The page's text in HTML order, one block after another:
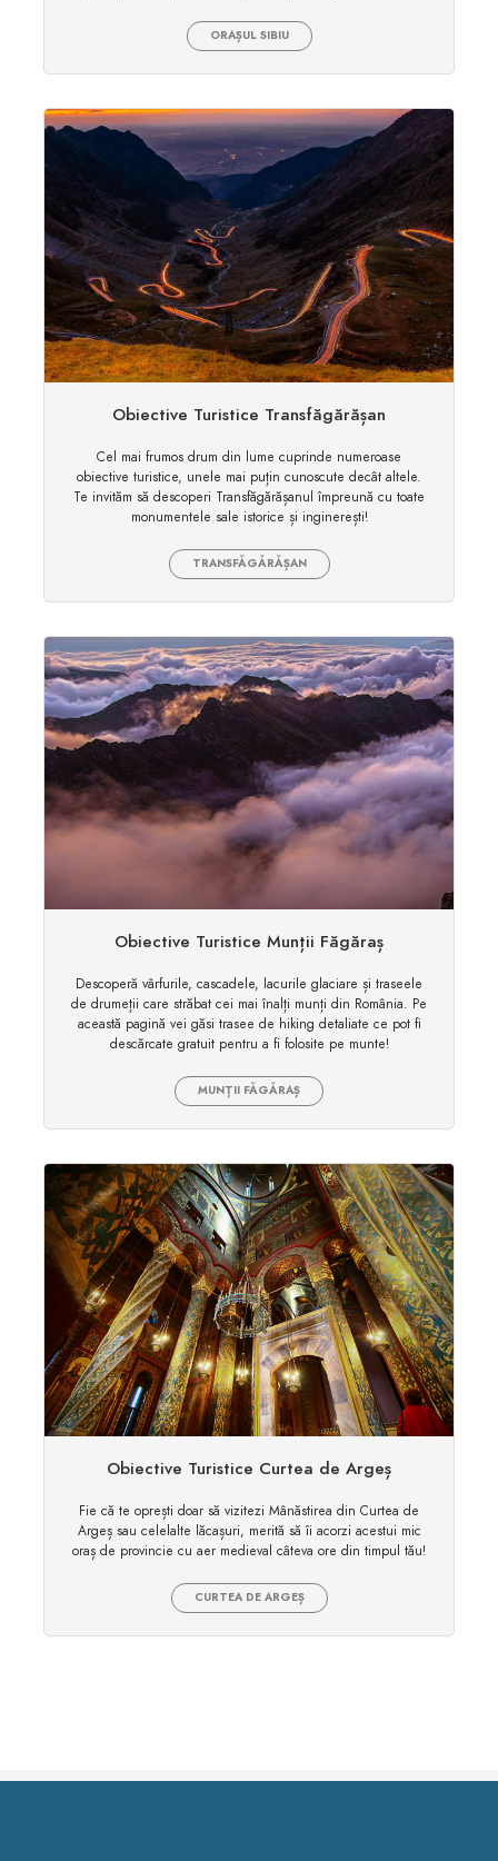
ORAȘUL SIBIU
Obiective Turistice Transfăgărășan
Cel mai frumos drum din lume cuprinde numeroase
obiective turistice, unele mai puțin cunoscute decât altele.
Te invităm să descoperi Transfăgărășanul împreună cu toate
monumentele sale istorice și inginerești!
TRANSFĂGĂRĂȘAN
Obiective Turistice Munții Făgăraș
Descoperă vârfurile, cascadele, lacurile glaciare și traseele
de drumeții care străbat cei mai înalți munți din România. Pe
această pagină vei găsi trasee de hiking detaliate ce pot fi
descărcate gratuit pentru a fi folosite pe munte!
MUNȚII FĂGĂRAȘ
Obiective Turistice Curtea de Argeș
Fie că te oprești doar să vizitezi Mânăstirea din Curtea de
Argeș sau celelalte lăcașuri, merită să îi acorzi acestui mic
oraș de provincie cu aer medieval câteva ore din timpul tău!
CURTEA DE ARGEȘ